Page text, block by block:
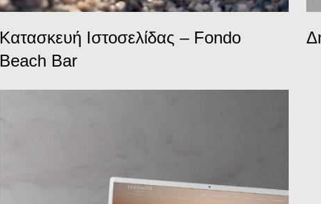
Κατασκευή Ιστοσελίδας – Fondo
Beach Bar